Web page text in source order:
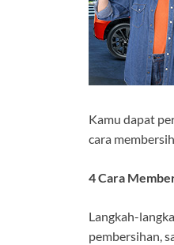
Kamu dapat
cara
4 Cara
Langkah-
pembersihan,